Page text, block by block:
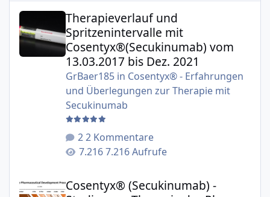
Therapieverlauf und Spritzenintervalle mit
Therapieverlauf und
Spritzenintervalle mit
Cosentyx®(Secukinumab) vom
13.03.2017 bis Dez. 2021
GrBaer185in Cosentyx® - Erfahrungen
und Überlegungen zur Therapie mit
Secukinumab
2 Kommentare
7.216 Aufrufe
Cosentyx® (Secukinumab) -